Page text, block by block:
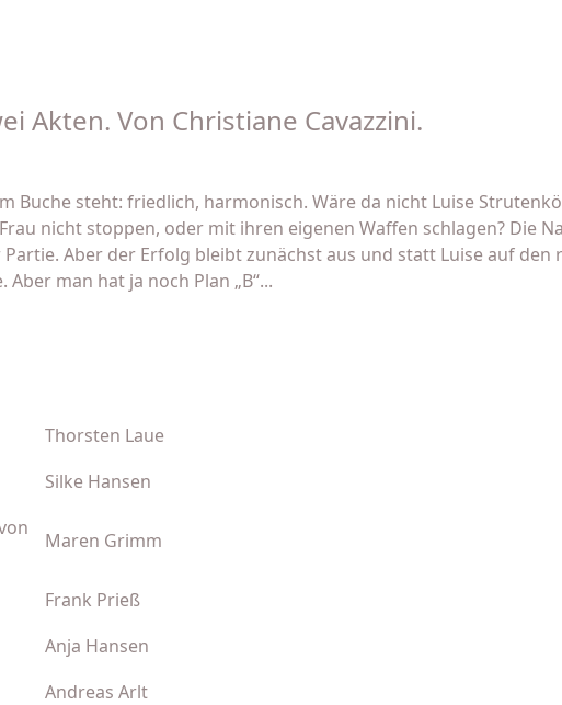
Akten. Von Christiane Cavazzini.
Buche steht: friedlich, harmonisch. Wäre da nicht Luise
nicht stoppen, oder mit ihren eigenen Waffen schlagen? Die
Aber der Erfolg bleibt zunächst aus und statt Luise auf
man hat ja noch Plan „B“...
Thorsten Laue
Silke Hansen
Maren Grimm
Frank Prieß
Anja Hansen
Andreas Arlt